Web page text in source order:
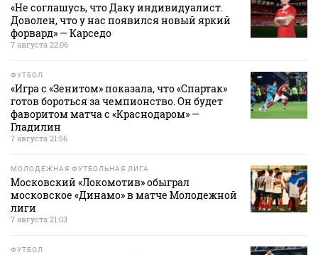
«Не соглашусь, что Даку индивидуалист.
Доволен, что у нас появился новый яркий
форвард» — Карседо
7 августа 22:06
ФУТБОЛ
«Игра с «Зенитом» показала, что «Спартак»
готов бороться за чемпионство. Он будет
фаворитом матча с «Краснодаром» —
Гладилин
7 августа 21:56
МОЛОДЕЖНАЯ ФУТБОЛЬНАЯ ЛИГА
Московский «Локомотив» обыграл
московское «Динамо» в матче Молодежной
лиги
7 августа 21:03
ФУТБОЛ